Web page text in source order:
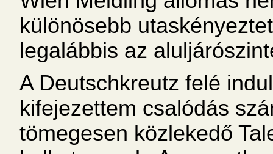
különösebb
legalábbis az
A Deutschkreutz felé
kifejezettem csalódás
tömegesen közlekedő